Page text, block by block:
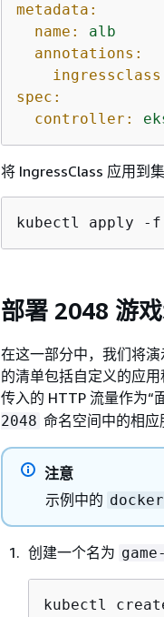
metadata:
name:
alb
annotations:
spec:
controller:
将 IngressClass 应用到集
kubectl apply -f
部署 2048 游
在这一部分中，我们将
的清单包括自定义的应
传入的 HTTP 流量作为“
2048 命名空间中的相应
注意
示例中的
创建一个名为
kubectl